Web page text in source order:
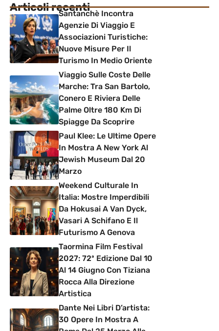
Articoli recentiSantanchè Incontra
Agenzie Di Viaggio E
Associazioni Turistiche:
Nuove Misure Per Il
Turismo In Medio Oriente
Viaggio Sulle Coste Delle
Marche: Tra San Bartolo,
Conero E Riviera Delle
Palme Oltre 180 Km Di
Spiagge Da Scoprire
Paul Klee: Le Ultime Opere
In Mostra A New York Al
Jewish Museum Dal 20
Marzo
Weekend Culturale In
Italia: Mostre Imperdibili
Da Hokusai A Van Dyck,
Vasari A Schifano E Il
Futurismo A Genova
Taormina Film Festival
2027: 72ª Edizione Dal 10
Al 14 Giugno Con Tiziana
Rocca Alla Direzione
Artistica
Dante Nei Libri D’artista:
30 Opere In Mostra A